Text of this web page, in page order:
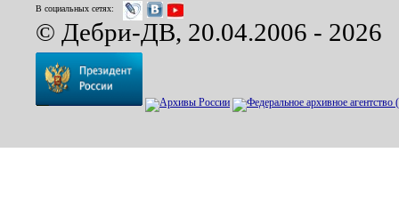
В социальных сетях:
© Дебри-ДВ, 20.04.2006 - 2026